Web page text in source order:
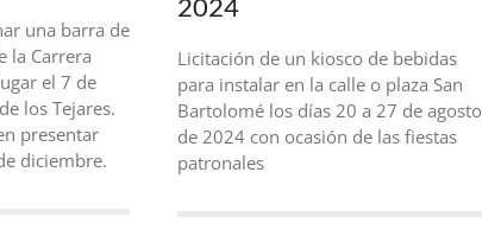
una barra de
la Carrera
el 7 de
los Tejares.
presentar
diciembre.
2024
Licitación de un kiosco de bebidas
para instalar en la calle o plaza San
Bartolomé los días 20 a 27 de agosto
de 2024 con ocasión de las fiestas
patronales